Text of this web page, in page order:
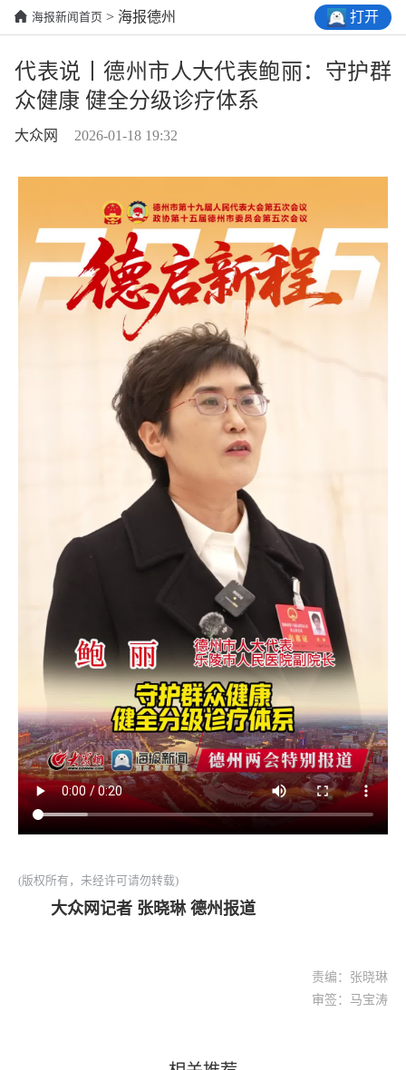
海报新闻首页 > 海报德州 打开
代表说丨德州市人大代表鲍丽：守护群
众健康 健全分级诊疗体系
大众网 2026-01-18 19:32
(版权所有，未经许可请勿转载)
大众网记者 张晓琳 德州报道
责编：张晓琳
审签：马宝涛